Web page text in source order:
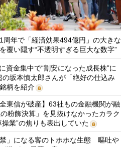
周年で「経済効果494億円」の大きな
覆い隠す“不透明すぎる巨大な数字”
資金集中で“割安になった成長株”に
坂本慎太郎さんが「絶好の仕込み
柄を紹介
東信が破産】63社もの金融機関が融
粉飾決算」を見抜けなかったカラク
業”の焦りも表出していた
」になる客のトホホな生態 嘔吐や